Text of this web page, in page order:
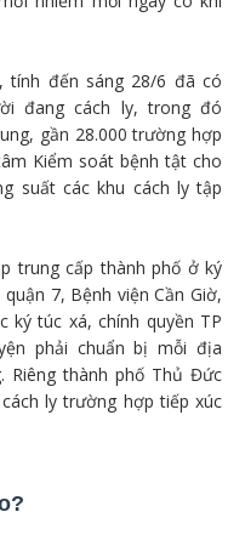
tính đến sáng 28/6 đã có
đang cách ly, trong đó
gần 28.000 trường hợp
Kiểm soát bệnh tật cho
suất các khu cách ly tập
trung cấp thành phố ở ký
7, Bệnh viện Cần Giờ,
ký túc xá, chính quyền TP
phải chuẩn bị mỗi địa
Riêng thành phố Thủ Đức
ly trường hợp tiếp xúc